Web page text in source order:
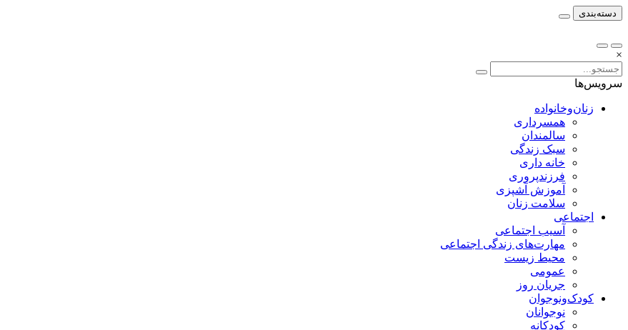
دسته‌بندی
×
سرویس‌ها
زنان‌وخانواده
همسرداری
سالمندان
سبک زندگی
خانه داری
فرزندپروری
آموزش آشپزی
سلامت زنان
اجتماعی
آسیب اجتماعی
مهارت‌های زندگی اجتماعی
محیط زیست
عمومی
جریان روز
کودک‌ونوجوان
نوجوانان
کودکانه